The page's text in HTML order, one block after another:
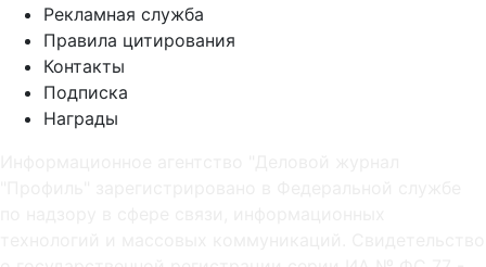
Рекламная служба
Правила цитирования
Контакты
Подписка
Награды